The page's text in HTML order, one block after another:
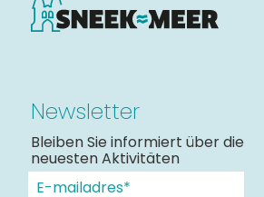
Newsletter
Bleiben Sie informiert über die
neuesten Aktivitäten